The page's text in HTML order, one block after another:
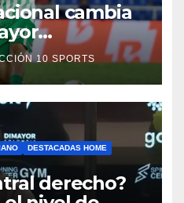
cambia
por
10 SPORTS
DESTACADAS HOME
derecho?